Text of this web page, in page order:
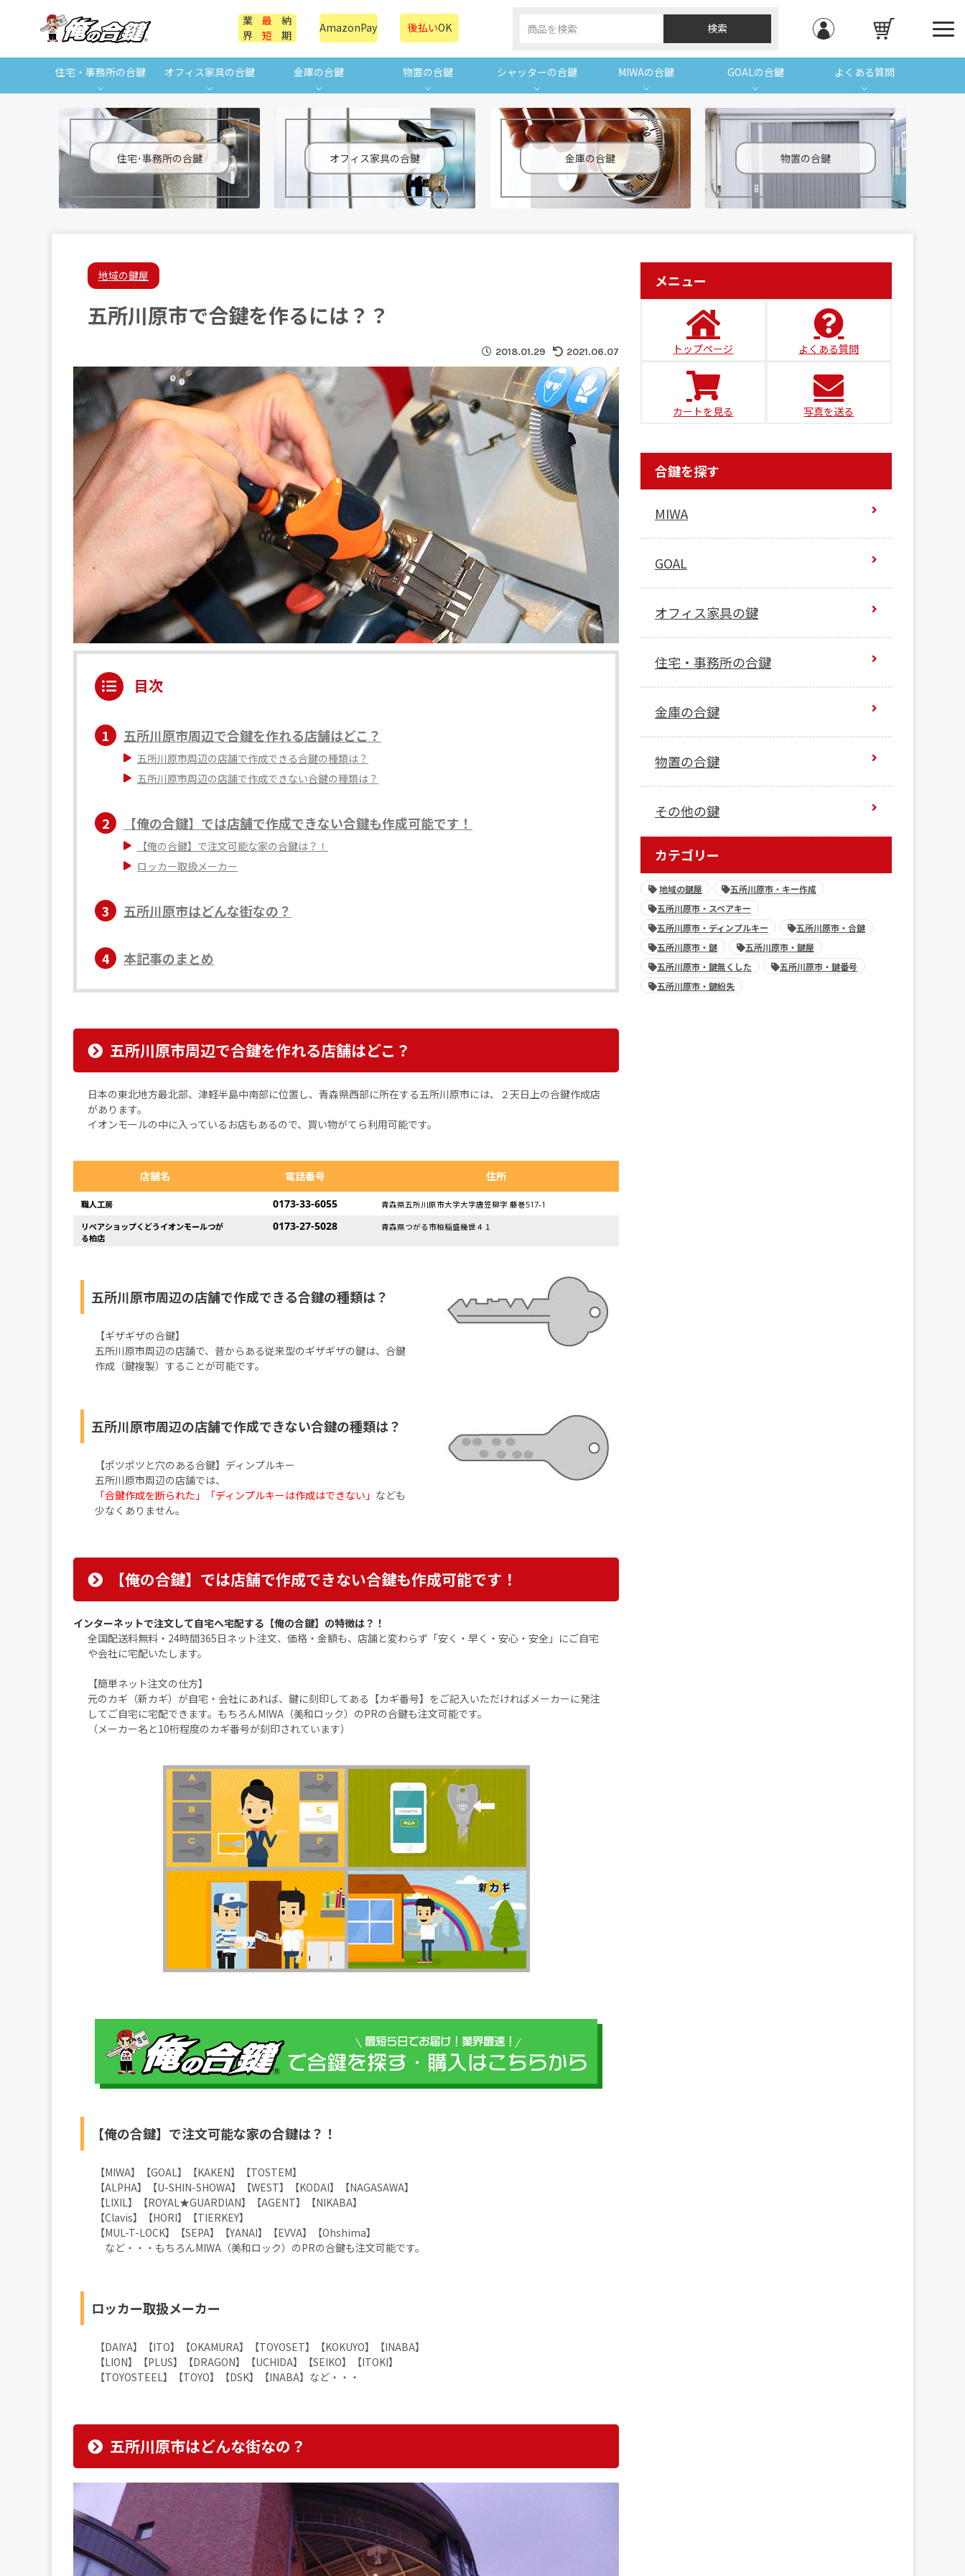
業
界
最
短
納
期
AmazonPay 後払いOK
住宅・事務所の合鍵 オフィス家具の合鍵 金庫の合鍵 物置の合鍵 シャッターの合鍵 MIWAの合鍵 GOALの合鍵 よくある質問
住宅･事務所の合鍵 オフィス家具の合鍵 金庫の合鍵 物置の合鍵
地域の鍵屋
五所川原市で合鍵を作るには？？
2018.01.29 2021.06.07
目次
1 五所川原市周辺で合鍵を作れる店舗はどこ？
五所川原市周辺の店舗で作成できる合鍵の種類は？
五所川原市周辺の店舗で作成できない合鍵の種類は？
2 【俺の合鍵】では店舗で作成できない合鍵も作成可能です！
【俺の合鍵】で注文可能な家の合鍵は？！
ロッカー取扱メーカー
3 五所川原市はどんな街なの？
4 本記事のまとめ
五所川原市周辺で合鍵を作れる店舗はどこ？
日本の東北地方最北部、津軽半島中南部に位置し、青森県西部に所在する五所川原市には、２天日上の合鍵作成店
があります。
イオンモールの中に入っているお店もあるので、買い物がてら利用可能です。
店舗名 電話番号 住所
職人工房 0173-33-6055 青森県五所川原市大字大字唐笠柳字 藤巻517-1
リペアショップくどうイオンモールつが
る柏店
0173-27-5028 青森県つがる市柏稲盛幾世４１
五所川原市周辺の店舗で作成できる合鍵の種類は？
【ギザギザの合鍵】
五所川原市周辺の店舗で、昔からある従来型のギザギザの鍵は、合鍵
作成（鍵複製）することが可能です。
五所川原市周辺の店舗で作成できない合鍵の種類は？
【ポツポツと穴のある合鍵】ディンプルキー
五所川原市周辺の店舗では、
「合鍵作成を断られた」「ディンプルキーは作成はできない」 なども
少なくありません。
【俺の合鍵】では店舗で作成できない合鍵も作成可能です！
インターネットで注文して自宅へ宅配する【俺の合鍵】の特徴は？！
全国配送料無料・24時間365日ネット注文、価格・金額も、店舗と変わらず「安く・早く・安心・安全」にご自宅
や会社に宅配いたします。
【簡単ネット注文の仕方】
元のカギ（新カギ）が自宅・会社にあれば、鍵に刻印してある【カギ番号】をご記入いただければメーカーに発注
してご自宅に宅配できます。もちろんMIWA（美和ロック）のPRの合鍵も注文可能です。
（メーカー名と10桁程度のカギ番号が刻印されています）
【俺の合鍵】で注文可能な家の合鍵は？！
【MIWA】【GOAL】【KAKEN】【TOSTEM】
【ALPHA】【U-SHIN-SHOWA】【WEST】【KODAI】【NAGASAWA】
【LIXIL】【ROYAL★GUARDIAN】【AGENT】【NIKABA】
【Clavis】【HORI】【TIERKEY】
【MUL-T-LOCK】【SEPA】【YANAI】【EVVA】【Ohshima】
など・・・もちろんMIWA（美和ロック）のPRの合鍵も注文可能です。
ロッカー取扱メーカー
【DAIYA】【ITO】【OKAMURA】【TOYOSET】【KOKUYO】【INABA】
【LION】【PLUS】【DRAGON】【UCHIDA】【SEIKO】【ITOKI】
【TOYOSTEEL】【TOYO】【DSK】【INABA】など・・・
五所川原市はどんな街なの？
メニュー
トップページ よくある質問
カートを見る 写真を送る
合鍵を探す
MIWA
GOAL
オフィス家具の鍵
住宅・事務所の合鍵
金庫の合鍵
物置の合鍵
その他の鍵
カテゴリー
地域の鍵屋
五所川原市・キー作成
五所川原市・スペアキー
五所川原市・ディンプルキー
五所川原市・合鍵
五所川原市・鍵
五所川原市・鍵屋
五所川原市・鍵無くした
五所川原市・鍵番号
五所川原市・鍵紛失